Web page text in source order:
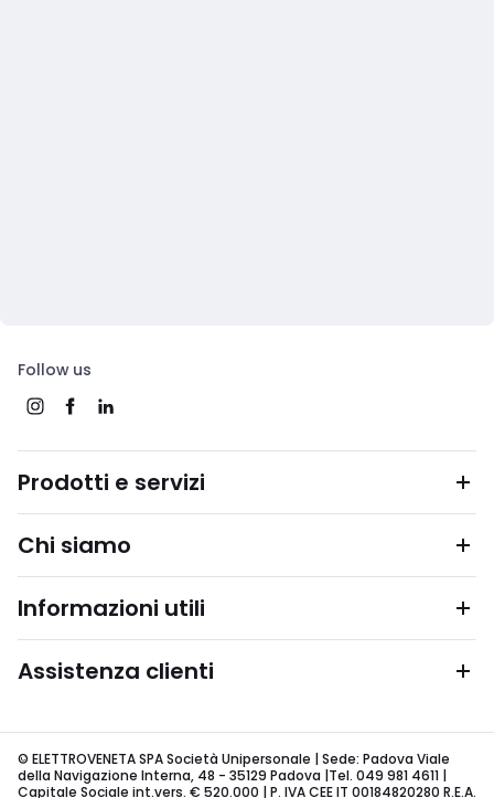
Follow us
Prodotti e servizi
Chi siamo
Informazioni utili
Assistenza clienti
© ELETTROVENETA SPA Società Unipersonale | Sede: Padova Viale
della Navigazione Interna, 48 - 35129 Padova |Tel. 049 981 4611 |
Capitale Sociale int.vers. € 520.000 | P. IVA CEE IT 00184820280 R.E.A.